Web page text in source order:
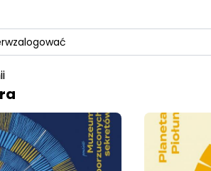
zalogować